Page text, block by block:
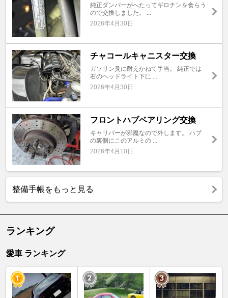
純正ダンパーがへたってギロチンを食らう
ので交換しました。 ...
2026年4月30日
チャコールキャニスター交換
ガソリン臭に耐えかねて手当。 純正では
右のヘッドライト下に ...
2026年4月30日
フロントハブベアリング交換
キャリパーが邪魔なので外します。 ハブ
の裏側にこのアルミの ...
2026年4月10日
整備手帳をもっと見る
ランキング
愛車 ランキング